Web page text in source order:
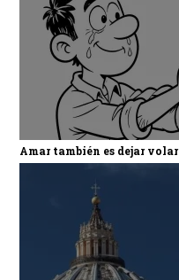
Amar también es dejar volar